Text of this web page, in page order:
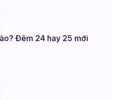
Đêm 24 hay 25 mới